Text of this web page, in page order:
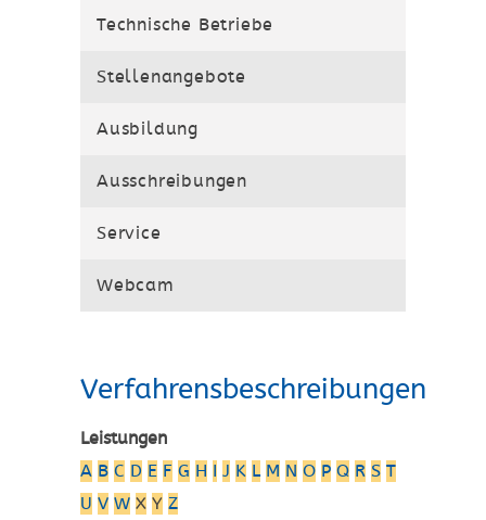
Technische Betriebe
Stellenangebote
Ausbildung
Ausschreibungen
Service
Webcam
Verfahrensbeschreibungen
Leistungen
A B C D E F G H I J K L M N O P Q R S T
U V W X Y Z